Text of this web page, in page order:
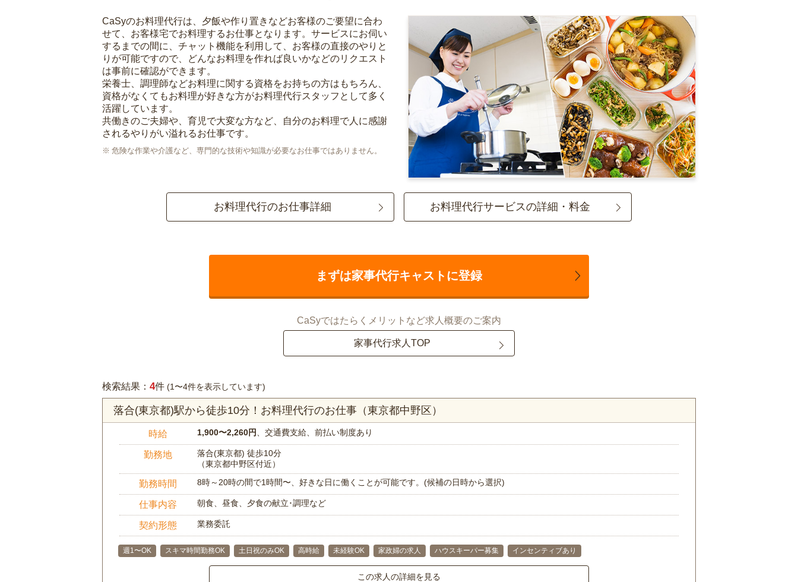
CaSyのお料理代行は、夕飯や作り置きなどお客様のご要望に合わ
せて、お客様宅でお料理するお仕事となります。サービスにお伺い
するまでの間に、チャット機能を利用して、お客様の直接のやりと
りが可能ですので、どんなお料理を作れば良いかなどのリクエスト
は事前に確認ができます。
栄養士、調理師などお料理に関する資格をお持ちの方はもちろん、
資格がなくてもお料理が好きな方がお料理代行スタッフとして多く
活躍しています。
共働きのご夫婦や、育児で大変な方など、自分のお料理で人に感謝
されるやりがい溢れるお仕事です。
危険な作業や介護など、専門的な技術や知識が必要なお仕事ではありません。
お料理代行のお仕事詳細 お料理代行サービスの詳細・料金
まずは家事代行キャストに登録
CaSyではたらくメリットなど求人概要のご案内
家事代行求人TOP
検索結果： 4件 (1〜4件を表示しています)
落合(東京都)駅から徒歩10分！お料理代行のお仕事（東京都中野区）
時給 1,900〜2,260円 、交通費支給、前払い制度あり
勤務地
落合(東京都) 徒歩10分
（東京都中野区付近）
勤務時間 8時～20時の間で1時間〜、好きな日に働くことが可能です。(候補の日時から選択)
仕事内容 朝食、昼食、夕食の献立･調理など
契約形態 業務委託
週1〜OK スキマ時間勤務OK 土日祝のみOK 高時給 未経験OK 家政婦の求人 ハウスキーパー募集 インセンティブあり
この求人の詳細を見る